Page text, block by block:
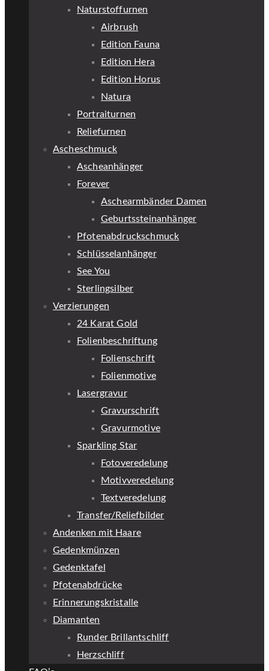
Naturstoffurnen
Airbrush
Edition Fauna
Edition Hera
Edition Horus
Natura
Portraiturnen
Reliefurnen
Ascheschmuck
Ascheanhänger
Forever
Aschearmbänder Damen
Geburtssteinanhänger
Pfotenabdruckschmuck
Schlüsselanhänger
See You
Sterlingsilber
Verzierungen
24 Karat Gold
Folienbeschriftung
Folienschrift
Folienmotive
Lasergravur
Gravurschrift
Gravurmotive
Sparkling Star
Fotoveredelung
Motivveredelung
Textveredelung
Transfer/Reliefbilder
Andenken mit Haare
Gedenkmünzen
Gedenktafel
Pfotenabdrücke
Erinnerungskristalle
Diamanten
Runder Brillantschliff
Herzschliff